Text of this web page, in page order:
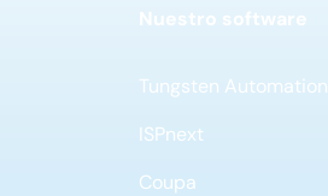
Nuestro software
Tungsten Automation
ISPnext
Coupa